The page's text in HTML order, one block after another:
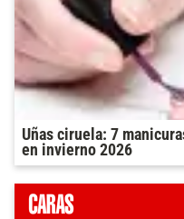
Uñas ciruela: 7
en invierno 2026